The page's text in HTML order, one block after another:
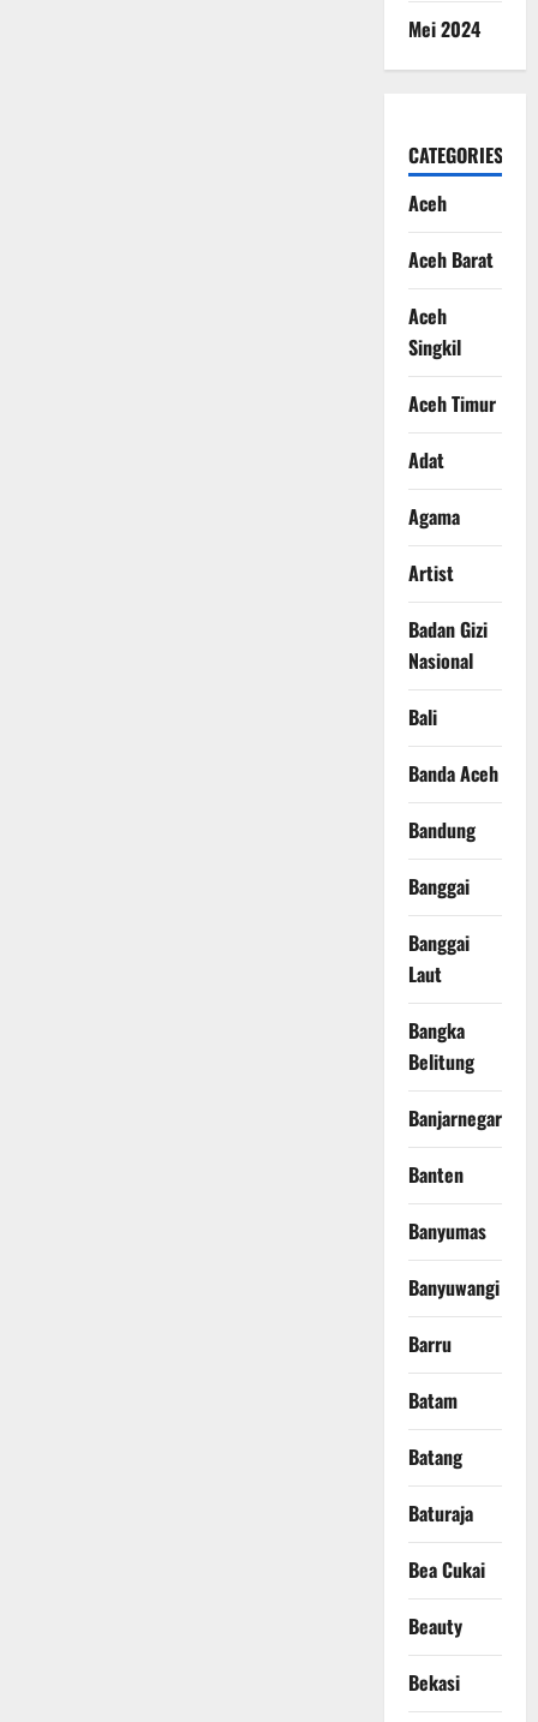
Mei 2024
CATEGORIES
Aceh
Aceh Barat
Aceh
Singkil
Aceh Timur
Adat
Agama
Artist
Badan Gizi
Nasional
Bali
Banda Aceh
Bandung
Banggai
Banggai
Laut
Bangka
Belitung
Banjarnegara
Banten
Banyumas
Banyuwangi
Barru
Batam
Batang
Baturaja
Bea Cukai
Beauty
Bekasi